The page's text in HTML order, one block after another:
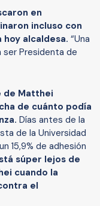
en
incluso con
hoy alcaldesa. “Una
ser Presidenta de
de Matthei
de cuánto podía
Días antes de la
de la Universidad
15,9% de adhesión
súper lejos de
cuando la
el